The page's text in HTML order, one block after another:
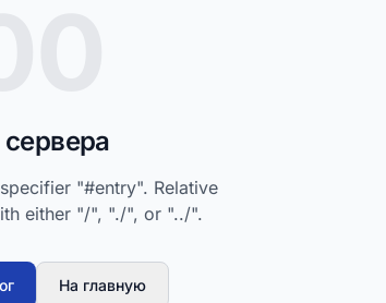
"#entry". Relative
either "/", "./", or "../".
На главную